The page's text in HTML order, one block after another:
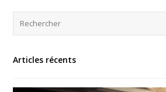
Articles récents